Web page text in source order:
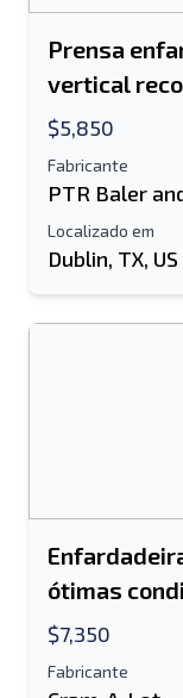
Prensa
vertical
$5,850
Fabricante
PTR Baler
Localizado em
Dublin, TX, US
ótimas
$7,350
Fabricante